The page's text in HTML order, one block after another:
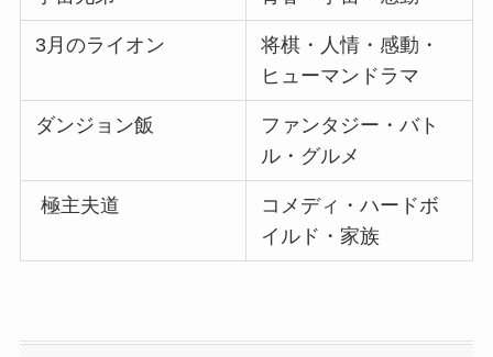
3月のライオン
将棋・人情・感動・
ヒューマンドラマ
ダンジョン飯
ファンタジー・バト
ル・グルメ
極主夫道
コメディ・ハードボ
イルド・家族